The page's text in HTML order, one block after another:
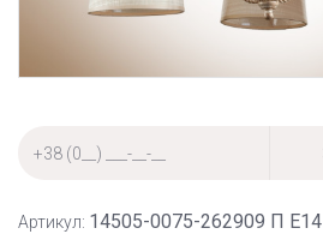
Артикул: 14505-0075-262909 П Е14